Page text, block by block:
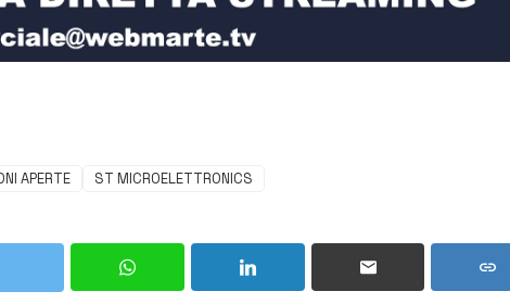
APERTE ST MICROELETTRONICS